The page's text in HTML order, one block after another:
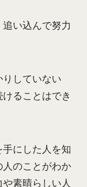
い込んで努力
していない
ることはでき
にした人を知
人のことがわか
素晴らしい人